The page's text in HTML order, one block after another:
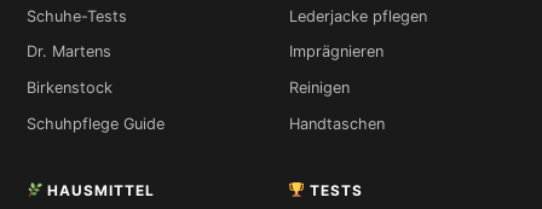
Schuhe-Tests
Dr. Martens
Birkenstock
Schuhpflege Guide
Lederjacke pflegen
Imprägnieren
Reinigen
Handtaschen
HAUSMITTEL TESTS